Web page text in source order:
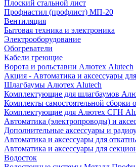
Плоский стальной лист
Профнастил (профлист) МП-20
Вентиляция
Бытовая техника и электроника
Электрооборудование
Обогреватели
Кабели греющие
Ворота и рольставни Алютех Alutech
Акция - Автоматика и аксессуары
Шлагбаумы Алютех Alutech
Комплектующие для шлагбаумов
Комплекты самостоятельной
Комплектующие для Алютех СГН
Автоматика (электропроводы) и
Дополнительные аксессуары и
Автоматика и аксессуары для
Автоматика и аксессуары для
Водосток